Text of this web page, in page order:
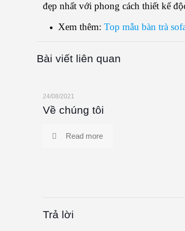
đẹp nhất với phong cách thiết kế
Xem thêm: Top mẫu bàn trà
Bài viết liên quan
24/08/2021
Về chúng tôi
Read more
Trả lời